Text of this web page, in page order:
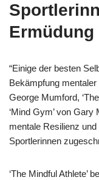
Ermüdung
“Einige der besten
Bekämpfung mentaler
George Mumford,
‘Mind Gym’ von
mentale Resilienz
Sportlerinnen
‘The Mindful Athlete’